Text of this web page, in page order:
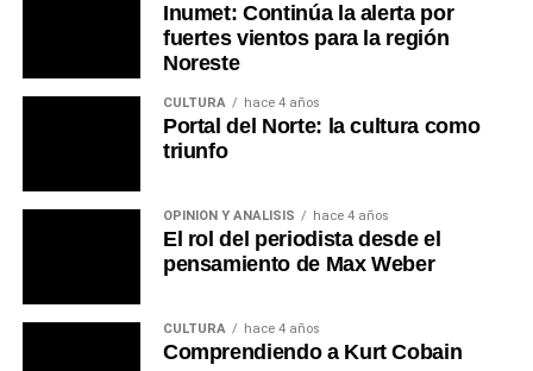
Inumet: Continúa la alerta por
fuertes vientos para la región
Noreste
CULTURA hace 4 años
Portal del Norte: la cultura como
triunfo
OPINIÓN Y ANÁLISIS hace 4 años
El rol del periodista desde el
pensamiento de Max Weber
CULTURA hace 4 años
Comprendiendo a Kurt Cobain